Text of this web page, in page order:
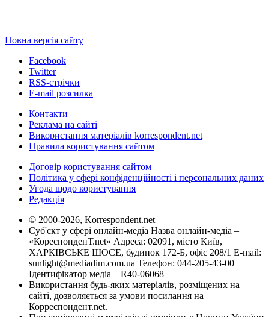
Повна версія сайту
Facebook
Twitter
RSS-стрічки
E-mail розсилка
Контакти
Реклама на сайті
Використання матеріалів korrespondent.net
Правила користування сайтом
Договір користування сайтом
Політика у сфері конфіденційності і персональних даних
Угода щодо користування
Редакція
© 2000-2026, Korrespondent.net
Суб'єкт у сфері онлайн-медіа Назва онлайн-медіа –
«КореспонденТ.net» Адреса: 02091, місто Київ,
ХАРКІВСЬКЕ ШОСЕ, будинок 172-Б, офіс 208/1 E-mail:
sunlight@mediadim.com.ua Телефон: 044-205-43-00
Ідентифікатор медіа – R40-06068
Використання будь-яких матеріалів, розміщених на
сайті, дозволяється за умови посилання на
Корреспондент.net.